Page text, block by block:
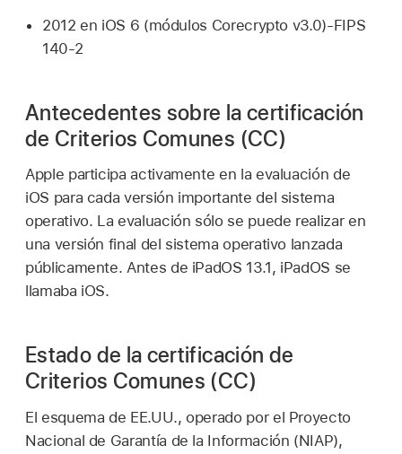
2012 en iOS 6 (módulos Corecrypto v3.0)-FIPS
140-2
Antecedentes sobre la certificación
de Criterios Comunes (CC)
Apple participa activamente en la evaluación de
iOS para cada versión importante del sistema
operativo. La evaluación sólo se puede realizar en
una versión final del sistema operativo lanzada
públicamente. Antes de iPadOS 13.1, iPadOS se
llamaba iOS.
Estado de la certificación de
Criterios Comunes (CC)
El esquema de EE.UU., operado por el Proyecto
Nacional de Garantía de la Información (NIAP),